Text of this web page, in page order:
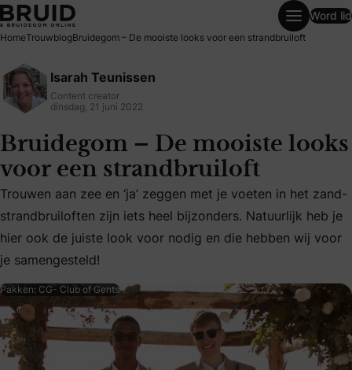
Bruidegom – De mooiste looks voor een strandbruiloft
Word lid
HomeTrouwblogBruidegom – De mooiste looks voor een strandbruiloft
Isarah Teunissen
Content creator
dinsdag, 21 juni 2022
Bruidegom – De mooiste looks
voor een strandbruiloft
Trouwen aan zee en ‘ja’ zeggen met je voeten in het
Trouwen aan zee en ‘ja’ zeggen met je voeten in het zand-
strandbruiloften zijn iets heel bijzonders. Natuurlijk heb je
hier ook de juiste look voor nodig en die hebben wij voor
je samengesteld!
Pakken: CG- Club of Gents